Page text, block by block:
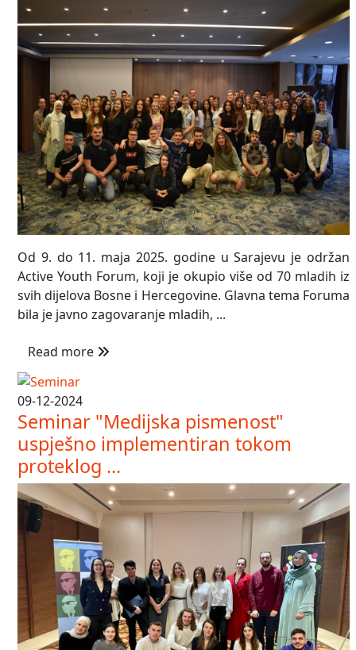
Od 9. do 11. maja 2025. godine u Sarajevu je održan
Active Youth Forum, koji je okupio više od 70 mladih iz
svih dijelova Bosne i Hercegovine. Glavna tema Foruma
bila je javno zagovaranje mladih, ...
Read more
09-12-2024
Seminar "Medijska pismenost"
uspješno implementiran tokom
proteklog ...